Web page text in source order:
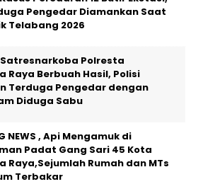
Pengedar Diamankan Saat
Telabang 2026
Polresta
Raya Berbuah Hasil, Polisi
Terduga Pengedar dengan
Diduga Sabu
NEWS , Api Mengamuk di
Padat Gang Sari 45 Kota
Raya,Sejumlah Rumah dan MTs
Terbakar